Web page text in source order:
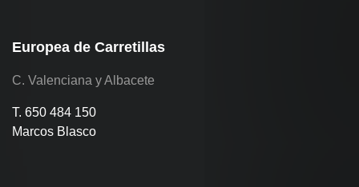
Europea de Carretillas
C. Valenciana y Albacete
T. 650 484 150
Marcos Blasco